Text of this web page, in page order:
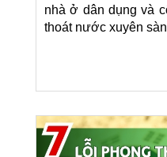
nhà ở dân dụng và
thoát nước xuyên